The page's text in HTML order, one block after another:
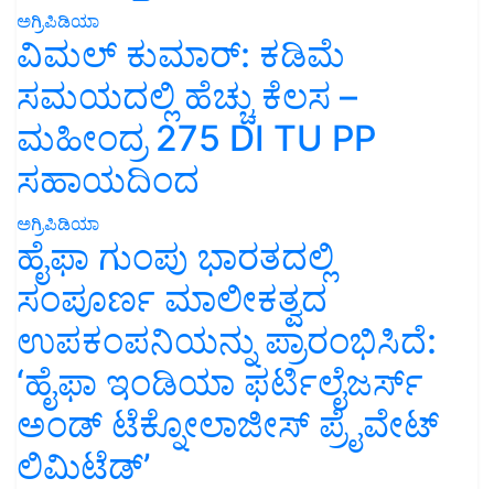
ಅಗ್ರಿಪಿಡಿಯಾ
ವಿಮಲ್ ಕುಮಾರ್: ಕಡಿಮೆ
ಸಮಯದಲ್ಲಿ ಹೆಚ್ಚು ಕೆಲಸ –
ಮಹೀಂದ್ರ 275 DI TU PP
ಸಹಾಯದಿಂದ
ಅಗ್ರಿಪಿಡಿಯಾ
ಹೈಫಾ ಗುಂಪು ಭಾರತದಲ್ಲಿ
ಸಂಪೂರ್ಣ ಮಾಲೀಕತ್ವದ
ಉಪಕಂಪನಿಯನ್ನು ಪ್ರಾರಂಭಿಸಿದೆ:
‘ಹೈಫಾ ಇಂಡಿಯಾ ಫರ್ಟಿಲೈಜರ್ಸ್
ಅಂಡ್ ಟೆಕ್ನೋಲಾಜೀಸ್ ಪ್ರೈವೇಟ್
ಲಿಮಿಟೆಡ್’